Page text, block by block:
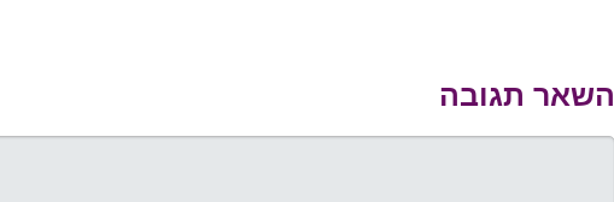
השאר תגובה